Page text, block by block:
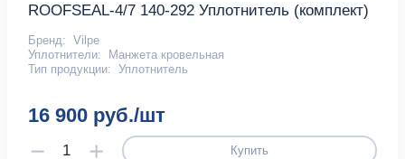
ROOFSEAL-4/7 140-292 Уплотнитель (комплект)
Бренд: Vilpe
Уплотнители:
Манжета кровельная
Тип продукции: Уплотнитель
16 900 руб./шт
Купить